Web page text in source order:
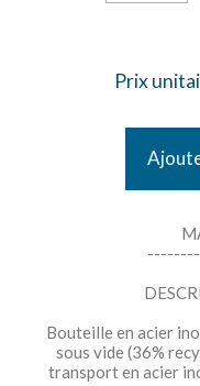
Prix
Bouteille en acier
sous vide (36%
transport en acier